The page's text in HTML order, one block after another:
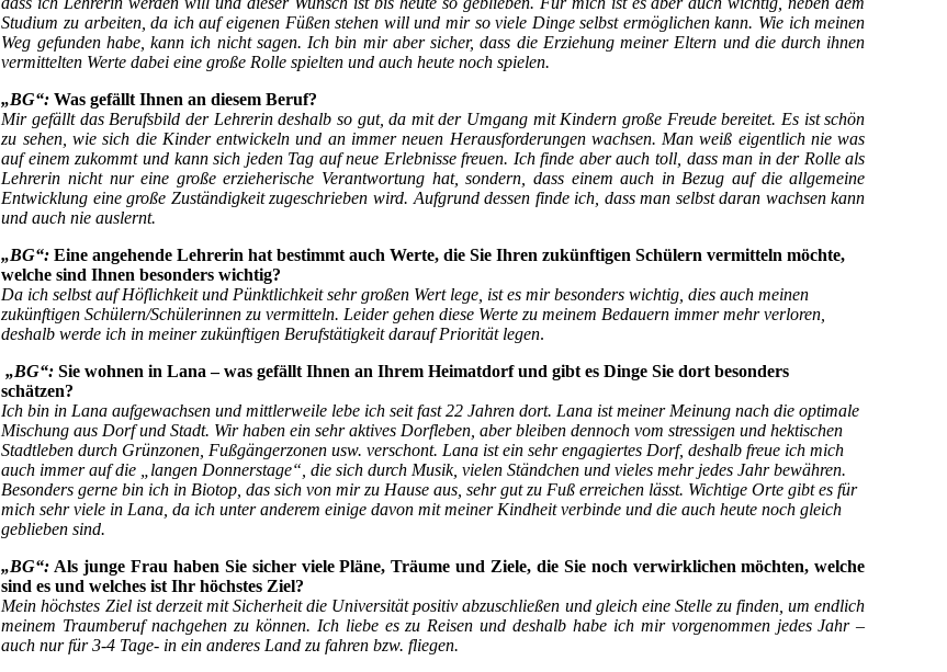
Studium zu arbeiten, da ich auf eigenen Füßen stehen will und mir so viele Dinge selbst ermöglichen kann. Wie ich meinen
Weg gefunden habe, kann ich nicht sagen. Ich bin mir aber sicher, dass die Erziehung meiner Eltern und die durch ihnen
vermittelten Werte dabei eine große Rolle spielten und auch heute noch spielen.
„BG“: Was gefällt Ihnen an diesem Beruf?
Mir gefällt das Berufsbild der Lehrerin deshalb so gut, da mit der Umgang mit Kindern große Freude bereitet. Es ist schön
zu sehen, wie sich die Kinder entwickeln und an immer neuen Herausforderungen wachsen. Man weiß eigentlich nie was
auf einem zukommt und kann sich jeden Tag auf neue Erlebnisse freuen. Ich finde aber auch toll, dass man in der Rolle als
Lehrerin nicht nur eine große erzieherische Verantwortung hat, sondern, dass einem auch in Bezug auf die allgemeine
Entwicklung eine große Zuständigkeit zugeschrieben wird. Aufgrund dessen finde ich, dass man selbst daran wachsen kann
und auch nie auslernt.
„BG“: Eine angehende Lehrerin hat bestimmt auch Werte, die Sie Ihren zukünftigen Schülern vermitteln möchte,
welche sind Ihnen besonders wichtig?
Da ich selbst auf Höflichkeit und Pünktlichkeit sehr großen Wert lege, ist es mir besonders wichtig, dies auch meinen
zukünftigen Schülern/Schülerinnen zu vermitteln. Leider gehen diese Werte zu meinem Bedauern immer mehr verloren,
deshalb werde ich in meiner zukünftigen Berufstätigkeit darauf Priorität legen.
„BG“: Sie wohnen in Lana – was gefällt Ihnen an Ihrem Heimatdorf und gibt es Dinge Sie dort besonders
schätzen?
Ich bin in Lana aufgewachsen und mittlerweile lebe ich seit fast 22 Jahren dort. Lana ist meiner Meinung nach die optimale
Mischung aus Dorf und Stadt. Wir haben ein sehr aktives Dorfleben, aber bleiben dennoch vom stressigen und hektischen
Stadtleben durch Grünzonen, Fußgängerzonen usw. verschont. Lana ist ein sehr engagiertes Dorf, deshalb freue ich mich
auch immer auf die „langen Donnerstage“, die sich durch Musik, vielen Ständchen und vieles mehr jedes Jahr bewähren.
Besonders gerne bin ich in Biotop, das sich von mir zu Hause aus, sehr gut zu Fuß erreichen lässt. Wichtige Orte gibt es für
mich sehr viele in Lana, da ich unter anderem einige davon mit meiner Kindheit verbinde und die auch heute noch gleich
geblieben sind.
„BG“: Als junge Frau haben Sie sicher viele Pläne, Träume und Ziele, die Sie noch verwirklichen möchten, welche
sind es und welches ist Ihr höchstes Ziel?
Mein höchstes Ziel ist derzeit mit Sicherheit die Universität positiv abzuschließen und gleich eine Stelle zu finden, um endlich
meinem Traumberuf nachgehen zu können. Ich liebe es zu Reisen und deshalb habe ich mir vorgenommen jedes Jahr –
auch nur für 3-4 Tage- in ein anderes Land zu fahren bzw. fliegen.